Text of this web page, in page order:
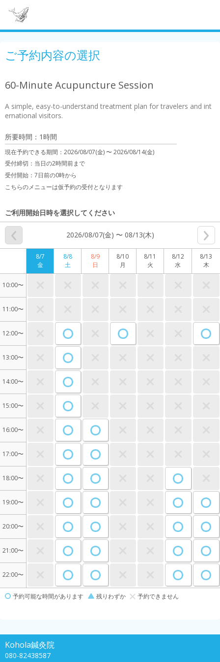
ご予約内容の選択
60-Minute Acupuncture Session
A simple, easy-to-understand treatment plan for travelers and int
ernational visitors.
所要時間：1時間
現在予約できる期間： 2026/08/07(金) 〜2026/08/14(金)
受付締切： 当日の2時間前まで
受付開始： 7日前の0時から
こちらのメニューは仮予約の受付となります
ご利用開始日時を選択してください
2026/08/07(金) 〜 08/13(木)
8/7
金
8/8
土
8/9
日
8/10
月
8/11
火
8/12
水
8/13
木
10:00〜
11:00〜
12:00〜
13:00〜
14:00〜
15:00〜
16:00〜
17:00〜
18:00〜
19:00〜
20:00〜
21:00〜
22:00〜
予約可能な時間があります 残りわずか 予約できません
Kohola鍼灸院
080-82438587